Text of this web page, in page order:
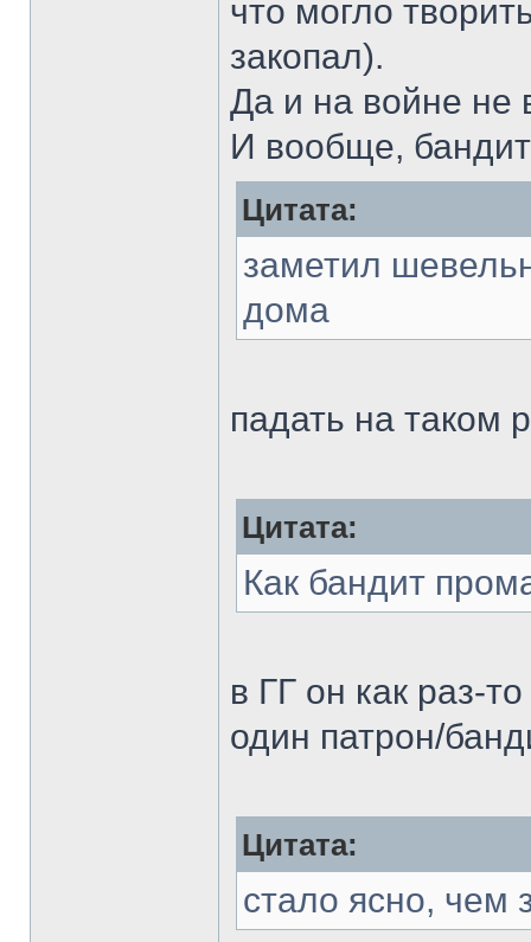
что могло
закопал).
Да и на войне не
И вообще,
Цитата:
заметил
дома
падать на таком
Цитата:
Как бандит
в ГГ он как раз-
один патрон/
Цитата:
стало ясно, чем